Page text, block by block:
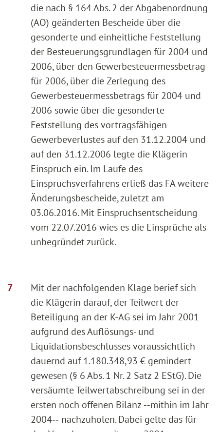
die nach § 164 Abs. 2 der Abgabenordnung
(AO) geänderten Bescheide über die
gesonderte und einheitliche Feststellung
der Besteuerungsgrundlagen für 2004 und
2006, über den Gewerbesteuermessbetrag
für 2006, über die Zerlegung des
Gewerbesteuermessbetrags für 2004 und
2006 sowie über die gesonderte
Feststellung des vortragsfähigen
Gewerbeverlustes auf den 31.12.2004 und
auf den 31.12.2006 legte die Klägerin
Einspruch ein. Im Laufe des
Einspruchsverfahrens erließ das FA weitere
Änderungsbescheide, zuletzt am
03.06.2016. Mit Einspruchsentscheidung
vom 22.07.2016 wies es die Einsprüche als
unbegründet zurück.
Mit der nachfolgenden Klage berief sich
die Klägerin darauf, der Teilwert der
Beteiligung an der K-AG sei im Jahr 2001
aufgrund des Auflösungs- und
Liquidationsbeschlusses voraussichtlich
dauernd auf 1.180.348,93 € gemindert
gewesen (§ 6 Abs. 1 Nr. 2 Satz 2 EStG). Die
versäumte Teilwertabschreibung sei in der
ersten noch offenen Bilanz ‑‑mithin im Jahr
2004‑‑ nachzuholen. Dabei gelte das für